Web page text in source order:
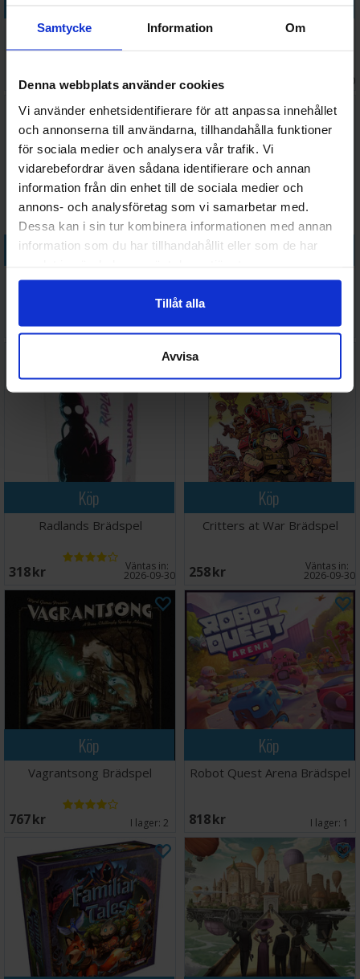
Samtycke Information Om
Denna webbplats använder cookies
Vi använder enhetsidentifierare för att anpassa innehållet
och annonserna till användarna, tillhandahålla funktioner
för sociala medier och analysera vår trafik. Vi
vidarebefordrar även sådana identifierare och annan
information från din enhet till de sociala medier och
annons- och analysföretag som vi samarbetar med.
Dessa kan i sin tur kombinera informationen med annan
information som du har tillhandahållit eller som de har
Tillåt alla
Avvisa
Dice Throne Season 2 Battle
Box 1
328 SEK 2026-09-30
Return to Dark Tower
2 098 SEK 2026-09-30
Köp
The Dragon Prince Brädspel
448 SEK I lager:1
Köp
Dice Throne Season 1
294 SEK I lager:
Köp
Radlands Brädspel
318 SEK Väntas in:
2026-09-30
Köp
Critters at War Brädspel
258 SEK Väntas in:
2026-09-30
Köp
Vagrantsong Brädspel
767 SEK I lager: 2
Köp
Robot Quest Arena Brädspel
818 SEK I lager: 1